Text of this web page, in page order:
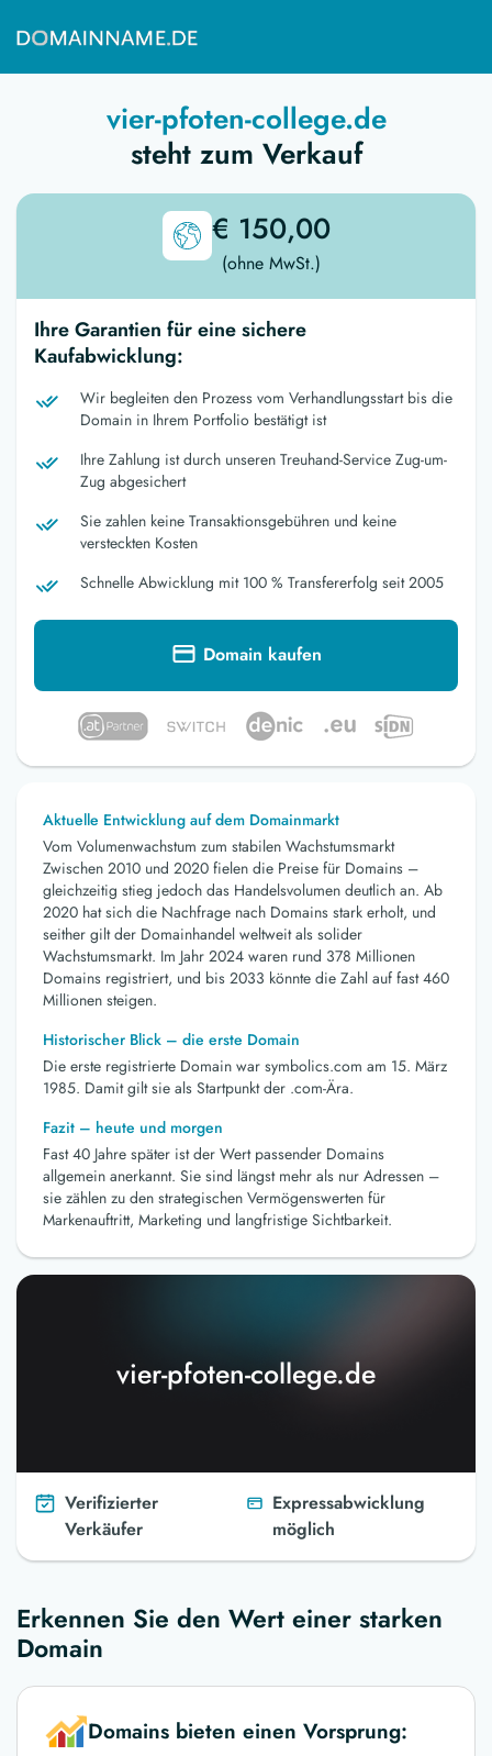
vier-pfoten-college.de
steht zum Verkauf
vier-pfoten-college.de
Verifizierter
Verkäufer
Expressabwicklung
möglich
Erkennen Sie den Wert einer starken
Domain
Domains bieten einen Vorsprung:
€ 150,00
(ohne MwSt.)
Ihre Garantien für eine sichere
Kaufabwicklung:
Wir begleiten den Prozess vom Verhandlungsstart bis die
Domain in Ihrem Portfolio bestätigt ist
Ihre Zahlung ist durch unseren Treuhand-Service Zug-um-
Zug abgesichert
Sie zahlen keine Transaktionsgebühren und keine
versteckten Kosten
Schnelle Abwicklung mit 100 % Transfererfolg seit 2005
Domain kaufen
Aktuelle Entwicklung auf dem Domainmarkt
Vom Volumenwachstum zum stabilen Wachstumsmarkt
Zwischen 2010 und 2020 fielen die Preise für Domains –
gleichzeitig stieg jedoch das Handelsvolumen deutlich an. Ab
2020 hat sich die Nachfrage nach Domains stark erholt, und
seither gilt der Domainhandel weltweit als solider
Wachstumsmarkt. Im Jahr 2024 waren rund 378 Millionen
Domains registriert, und bis 2033 könnte die Zahl auf fast 460
Millionen steigen.
Historischer Blick – die erste Domain
Die erste registrierte Domain war symbolics.com am 15. März
1985. Damit gilt sie als Startpunkt der .com-Ära.
Fazit – heute und morgen
Fast 40 Jahre später ist der Wert passender Domains
allgemein anerkannt. Sie sind längst mehr als nur Adressen –
sie zählen zu den strategischen Vermögenswerten für
Markenauftritt, Marketing und langfristige Sichtbarkeit.